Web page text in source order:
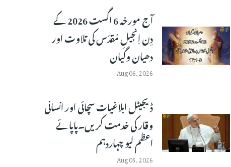
آج مورخہ 6 اگست 2026 کے
دِن اِنجیلِ مُقدّس کی تلاوت اور
دھیان وگیان
Aug 06, 2026
ڈیجیٹل ابلاغیات سچائی اور انسانی
وقار کی خدمت کریں۔پاپائے
اعظم لیو چہاردہم
Aug 05, 2026